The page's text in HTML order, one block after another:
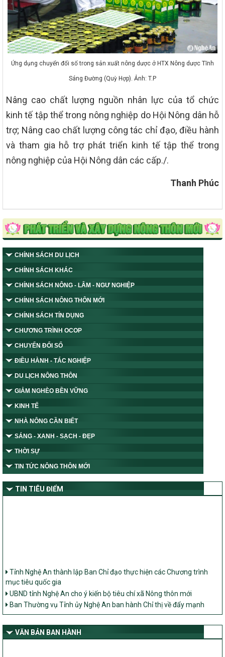
Ứng dụng chuyển đổi số trong sản xuất nông dược ở HTX Nông dược Tĩnh
Sáng Đường (Quỳ Hợp). Ảnh: T.P
Nâng cao chất lượng nguồn nhân lực của tổ chức
kinh tế tập thể trong nông nghiệp do Hội Nông dân hỗ
trợ; Nâng cao chất lượng công tác chỉ đạo, điều hành
và tham gia hỗ trợ phát triển kinh tế tập thể trong
nông nghiệp của Hội Nông dân các cấp./.
Thanh Phúc
CHÍNH SÁCH DU LỊCH
CHÍNH SÁCH KHÁC
CHÍNH SÁCH NÔNG - LÂM - NGƯ NGHIỆP
CHÍNH SÁCH NÔNG THÔN MỚI
CHÍNH SÁCH TÍN DỤNG
CHƯƠNG TRÌNH OCOP
CHUYỂN ĐỔI SỐ
ĐIỀU HÀNH - TÁC NGHIỆP
DU LỊCH NÔNG THÔN
GIẢM NGHÈO BỀN VỮNG
KINH TẾ
NHÀ NÔNG CẦN BIẾT
SÁNG - XANH - SẠCH - ĐẸP
THỜI SỰ
TIN TỨC NÔNG THÔN MỚI
TIN TIÊU ĐIỂM
Tỉnh Nghệ An thành lập Ban Chỉ đạo thực hiện các Chương trình
mục tiêu quốc gia
UBND tỉnh Nghệ An cho ý kiến bộ tiêu chí xã Nông thôn mới
Ban Thường vụ Tỉnh ủy Nghệ An ban hành Chỉ thị về đẩy mạnh
thực hiện Chương trình mục tiêu quốc gia xây dựng nông thôn mới,
dân tộc thiểu số và miền núi giai đoạn 2026 – 2030 trên địa bàn tỉnh
Nghệ An
VĂN BẢN BAN HÀNH